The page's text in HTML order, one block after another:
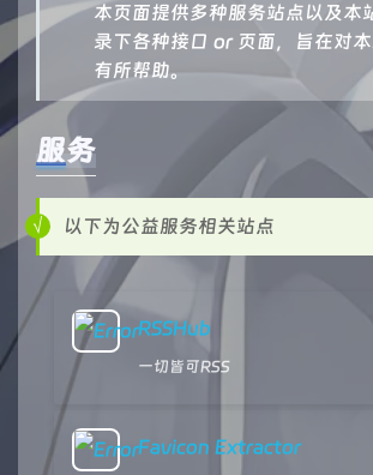
本页面提供多种服务站点以及本
录下各种接口 or 页面，旨在对
有所帮助。
服务
以下为公益服务相关站点
RSSHub
一切皆可RSS
Favicon Extractor